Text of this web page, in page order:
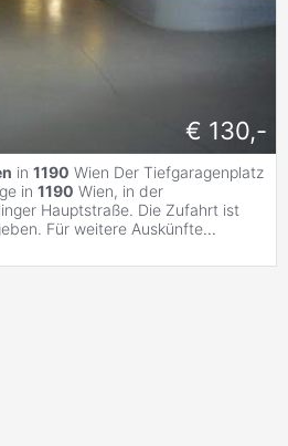
€ 130,-
in 1190 Wien Der Tiefgaragenplatz
in 1190 Wien, in der
Hauptstraße. Die Zufahrt ist
Für weitere Auskünfte...